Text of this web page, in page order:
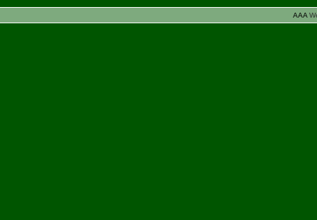
AAA